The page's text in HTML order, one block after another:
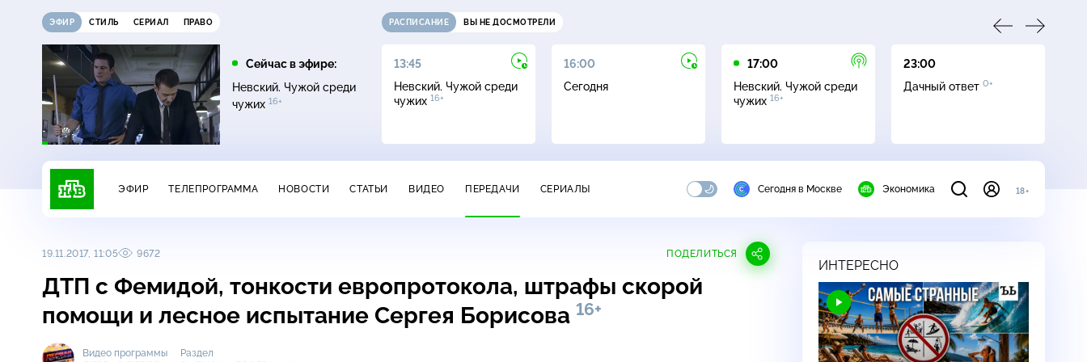
ЭФИР СТИЛЬ СЕРИАЛ ПРАВО
Сейчас в эфире:
Невский. Чужой среди
чужих 16+
РАСПИСАНИЕ ВЫ НЕ ДОСМОТРЕЛИ
12:00
Жди меня16+
13:00
Сегодня
13:45
Невский. Чужой среди
чужих 16+
16:00
Сегодня
17:00
Невский. Чужой среди
чужих 16+
23:00
Дачный ответ 0+
ЭФИР ТЕЛЕПРОГРАММА НОВОСТИ СТАТЬИ ВИДЕО ПЕРЕДАЧИ СЕРИАЛЫ Сегодня в Москве Экономика 18+
19.11.2017, 11:05 9672 ПОДЕЛИТЬСЯ
ДТП с Фемидой, тонкости европротокола, штрафы скорой
помощи и лесное испытание Сергея Борисова 16+
Видео программы
Раздел
ИНТЕРЕСНО